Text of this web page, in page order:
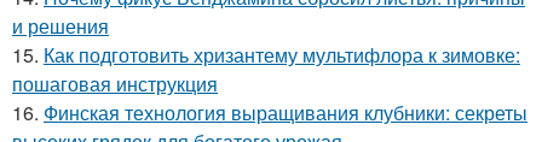
и решения
15. Как подготовить хризантему мультифлора к зимовке:
пошаговая инструкция
16. Финская технология выращивания клубники: секреты